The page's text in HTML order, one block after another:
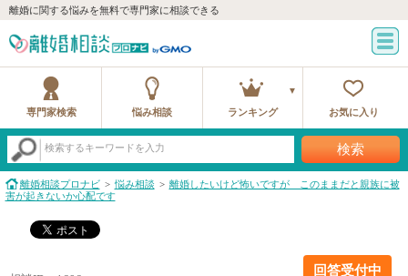
離婚に関する悩みを無料で専門家に相談できる
専門家検索 悩み相談 ランキング お気に入り
検索するキーワードを入力 検索
離婚相談プロナビ 悩み相談
離婚したいけど怖いですが このままだと親族に被
害が起きないか心配です
回答受付中